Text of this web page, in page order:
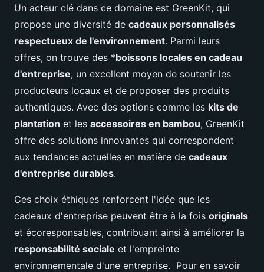
Un acteur clé dans ce domaine est GreenKit, qui
propose une diversité de cadeaux personnalisés
respectueux de l'environnement. Parmi leurs
offres, on trouve des *boissons locales en cadeau
d'entreprise, un excellent moyen de soutenir les
producteurs locaux et de proposer des produits
authentiques. Avec des options comme les kits de
plantation et les accessoires en bambou, GreenKit
offre des solutions innovantes qui correspondent
aux tendances actuelles en matière de cadeaux
d'entreprise durables.
Ces choix éthiques renforcent l'idée que les
cadeaux d'entreprise peuvent être à la fois originals
et écoresponsables, contribuant ainsi à améliorer la
responsabilité sociale et l'empreinte
environnementale d'une entreprise. Pour en savoir